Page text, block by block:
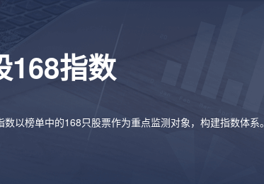
168指数
以榜单中的168只股票作为重点监测对象，构建指数体系。